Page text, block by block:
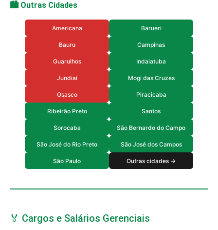
🏙️ Outras Cidades
Americana Barueri
Bauru Campinas
Guarulhos Indaiatuba
Jundiaí Mogi das Cruzes
Osasco Piracicaba
Ribeirão Preto Santos
Sorocaba São Bernardo do Campo
São José do Rio Preto São José dos Campos
São Paulo Outras cidades →
🏅 Cargos e Salários Gerenciais